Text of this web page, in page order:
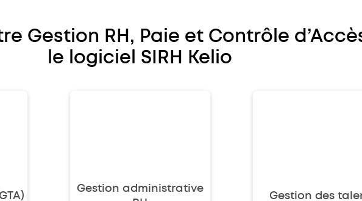
Gestion RH, Paie et Contrôle
le logiciel SIRH Kelio
Gestion administrative
Gestion des